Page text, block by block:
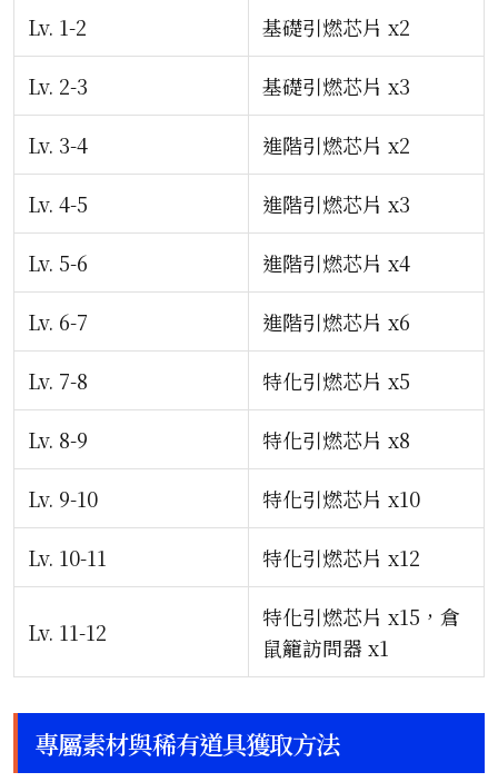
Lv. 1-2
基礎引燃芯片 x2
Lv. 2-3 基礎引燃芯片 x3
Lv. 3-4 進階引燃芯片 x2
Lv. 4-5 進階引燃芯片 x3
Lv. 5-6 進階引燃芯片 x4
Lv. 6-7 進階引燃芯片 x6
Lv. 7-8 特化引燃芯片 x5
Lv. 8-9 特化引燃芯片 x8
Lv. 9-10 特化引燃芯片 x10
Lv. 10-11 特化引燃芯片 x12
Lv. 11-12
特化引燃芯片 x15，倉
鼠籠訪問器 x1
專屬素材與稀有道具獲取方法